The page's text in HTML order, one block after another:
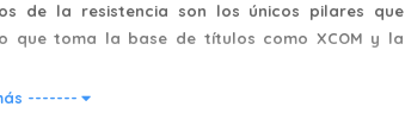
de la resistencia son los únicos pilares que
que toma la base de títulos como XCOM y la
-------